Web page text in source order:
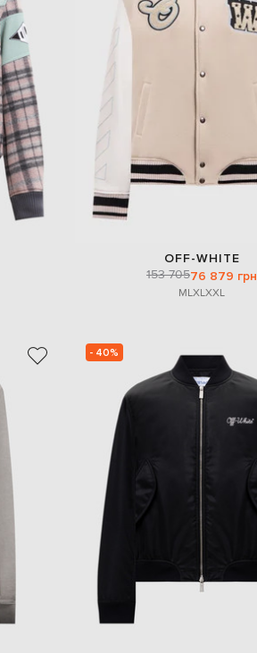
OFF-WHITE
153 70576 879 грн
MLXLXXL
- 40%